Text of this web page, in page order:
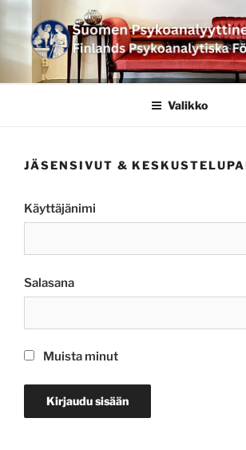
sisältöön
SUOMEN
PSYKOANALYTISKA
Valikko
JÄSENSIVUT &
Käyttäjänimi
Salasana
Muista minut